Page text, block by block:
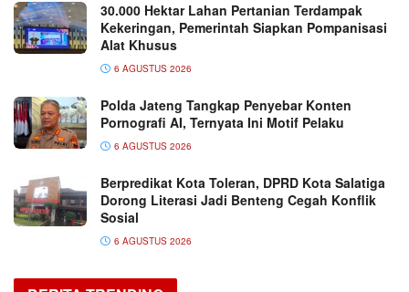
30.000 Hektar Lahan Pertanian Terdampak
Kekeringan, Pemerintah Siapkan Pompanisasi
Alat Khusus
6 AGUSTUS 2026
Polda Jateng Tangkap Penyebar Konten
Pornografi AI, Ternyata Ini Motif Pelaku
6 AGUSTUS 2026
Berpredikat Kota Toleran, DPRD Kota Salatiga
Dorong Literasi Jadi Benteng Cegah Konflik
Sosial
6 AGUSTUS 2026